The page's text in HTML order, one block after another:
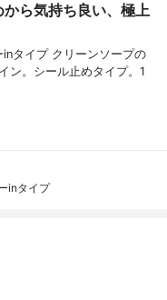
ら気持ち良い、極上
inタイプ クリーンソープの
ン。シール止めタイプ。1
inタイプ